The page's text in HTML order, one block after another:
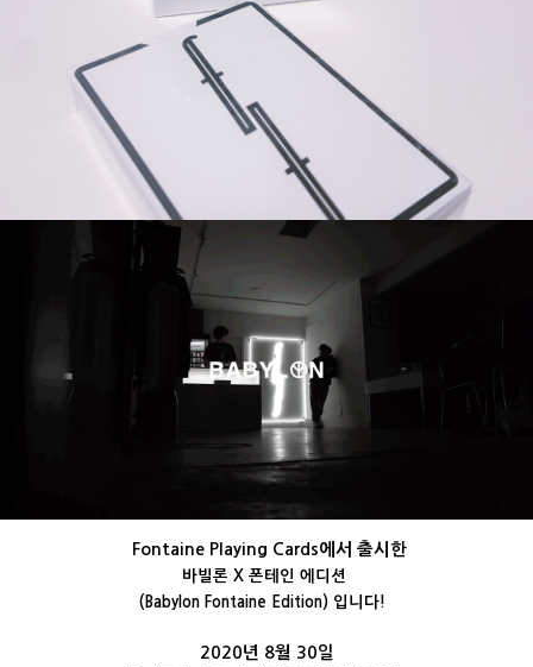
Fontaine Playing Cards에서 출시한
바빌론 X 폰테인 에디션
(Babylon Fontaine Edition)입니다!
2020년 8월 30일